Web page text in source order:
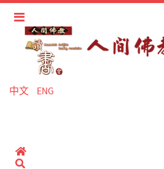
中文 ENG
Home